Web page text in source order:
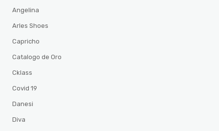
Angelina
Arles Shoes
Capricho
Catalogo de Oro
Cklass
Covid 19
Danesi
Diva